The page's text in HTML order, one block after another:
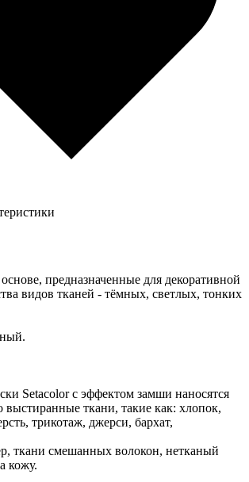
предназначенные для декоративной
видов тканей - тёмных, светлых, тонких
Setacolor с эффектом замши наносятся
выстиранные ткани, такие как: хлопок,
трикотаж, джерси, бархат,
ткани смешанных волокон, нетканый
кожу.